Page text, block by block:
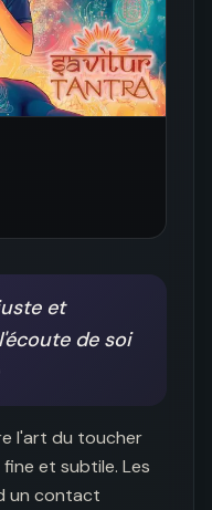
et
de soi
l'art du toucher
et subtile. Les
un contact